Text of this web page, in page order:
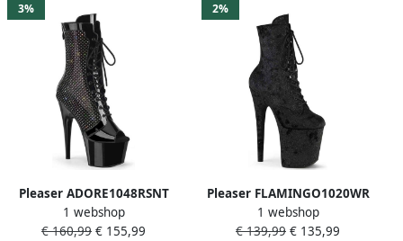
3%
Pleaser ADORE1048RSNT
Plateau Laarzen 39 Shoes
Zwart
1 webshop
€ 160,99 € 155,99
2%
Pleaser FLAMINGO1020WR
Plateau Laarzen Paaldans
schoenen 36 Shoes Zwart
1 webshop
€ 139,99 € 135,99